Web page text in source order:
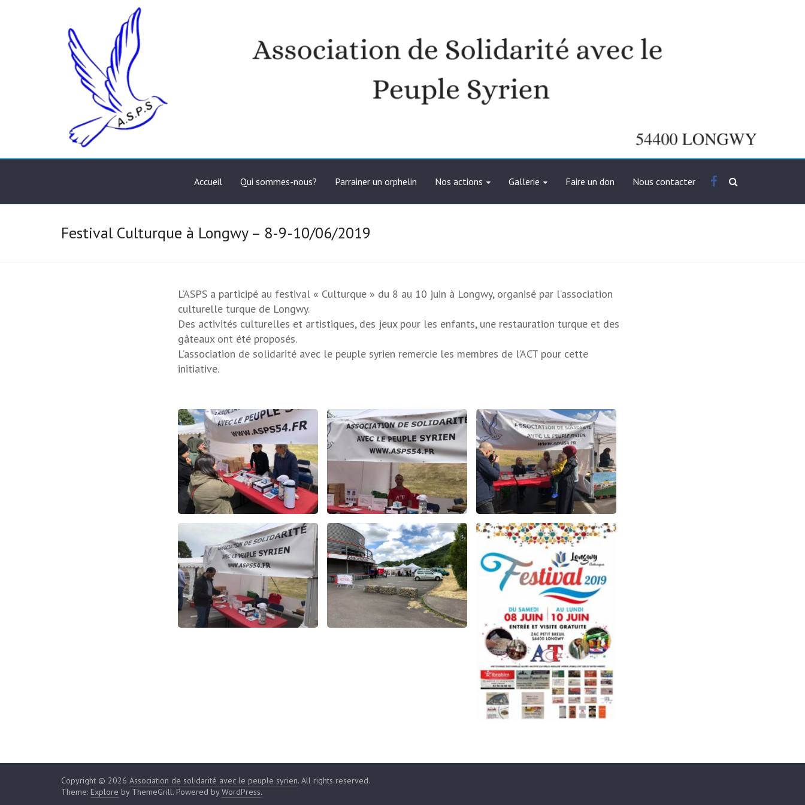
Association de solidarité avec le peuple syrien
Accueil
Qui sommes-nous? Parrainer un orphelin Nos actions Gallerie Faire un don Nous contacter
Festival Culturque à Longwy – 8-9-10/06/2019
L’ASPS a participé au festival « Culturque » du 8 au 10 juin à Longwy, organisé par l’association
culturelle turque de Longwy.
Des activités culturelles et artistiques, des jeux pour les enfants, une restauration turque et des
gâteaux ont été proposés.
L’association de solidarité avec le peuple syrien remercie les membres de l’ACT pour cette
initiative.
Copyright © 2026 Association de solidarité avec le peuple syrien. All rights reserved.
Theme: Explore by ThemeGrill. Powered byWordPress.